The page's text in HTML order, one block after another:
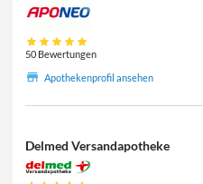
50 Bewertungen
Apothekenprofil ansehen
Delmed Versandapotheke